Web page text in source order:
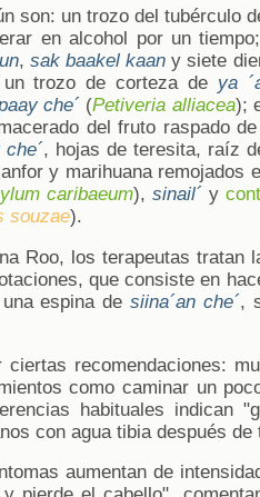
son: un trozo del tubérculo
en alcohol por un
, sak baakel kaan y siete
trozo de corteza de ya
che´ (Petiveria alliacea);
del fruto raspado
che´, hojas de teresita, raíz
y marihuana remojados
caribaeum), sinail´y
souzae).
Roo, los terapeutas tratan
que consiste en
espina desiina´an che´,
recomendaciones:
como caminar un
habituales indican
con agua tibia después de
aumentan de